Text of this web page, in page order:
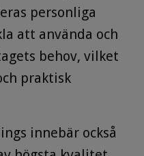
personliga
att använda och
behov, vilket
praktisk
innebär också